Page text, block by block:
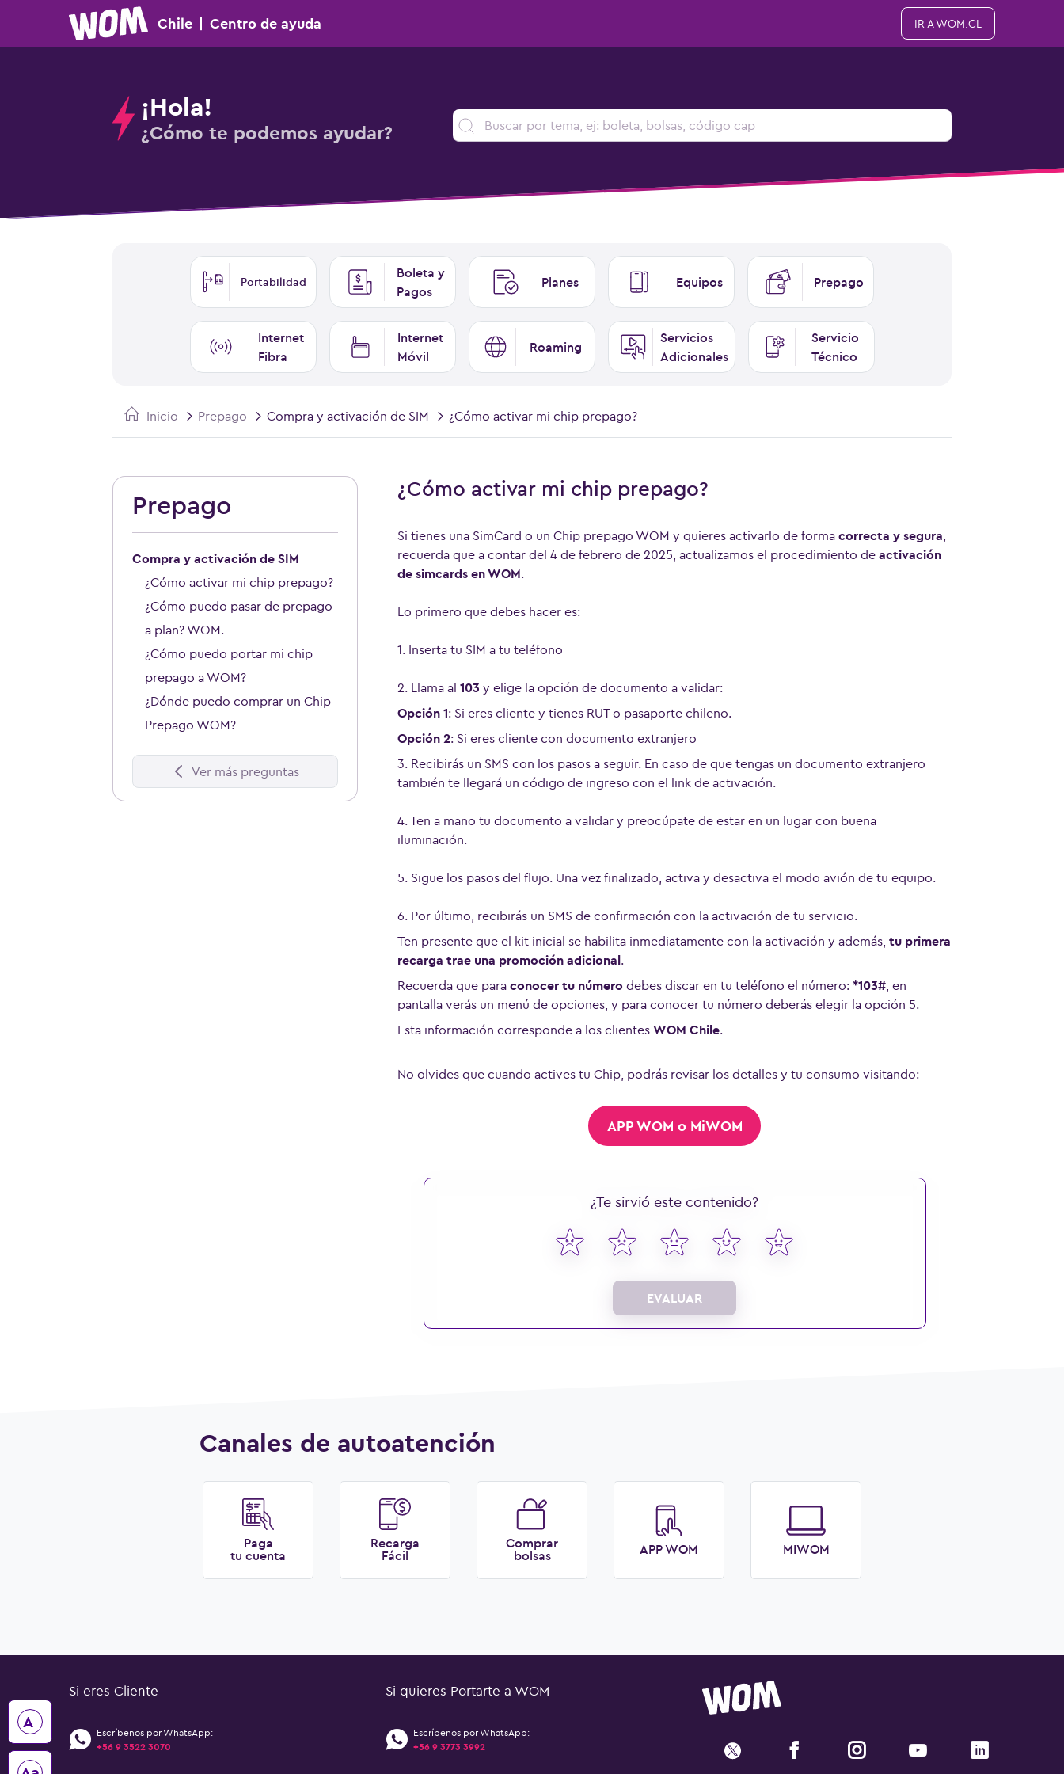
A-
Chile | Centro de ayuda IR A WOM.CL
¡Hola!
¿Cómo te podemos ayudar?
Portabilidad
Boleta y
Pagos
Planes Equipos Prepago
Internet
Fibra
Internet
Móvil
Roaming
Servicios
Adicionales
Servicio
Técnico
Inicio Prepago Compra y activación de SIM ¿Cómo activar mi chip prepago?
¿Cómo activar mi chip prepago?
Si tienes una SimCard o un Chip prepago WOM y quieres activarlo de forma correcta y segura,
recuerda que a contar del 4 de febrero de 2025, actualizamos el procedimiento de activación
de simcards en WOM.
Lo primero que debes hacer es:
1. Inserta tu SIM a tu teléfono
2. Llama al 103 y elige la opción de documento a validar:
Opción 1: Si eres cliente y tienes RUT o pasaporte chileno.
Opción 2: Si eres cliente con documento extranjero
3. Recibirás un SMS con los pasos a seguir. En caso de que tengas un documento extranjero
también te llegará un código de ingreso con el link de activación.
4. Ten a mano tu documento a validar y preocúpate de estar en un lugar con buena
iluminación.
5. Sigue los pasos del flujo. Una vez finalizado, activa y desactiva el modo avión de tu equipo.
6. Por último, recibirás un SMS de confirmación con la activación de tu servicio.
Ten presente que el kit inicial se habilita inmediatamente con la activación y además, tu primera
recarga trae una promoción adicional.
Recuerda que para conocer tu número debes discar en tu teléfono el número: *103#, en
pantalla verás un menú de opciones, y para conocer tu número deberás elegir la opción 5.
Esta información corresponde a los clientes WOM Chile.
No olvides que cuando actives tu Chip, podrás revisar los detalles y tu consumo visitando:
APP WOM o MiWOM
¿Te sirvió este contenido?
EVALUAR
Prepago
Compra y activación de SIM
¿Cómo activar mi chip prepago?
¿Cómo puedo pasar de prepago
a plan? WOM.
¿Cómo puedo portar mi chip
prepago a WOM?
¿Dónde puedo comprar un Chip
Prepago WOM?
Ver más preguntas
Canales de autoatención
Paga
tu cuenta
Recarga
Fácil
Comprar
bolsas
APP WOM MIWOM
Si quieres Portarte a WOM
Escríbenos por WhatsApp:
+56 9 3773 3992
Si eres Cliente
Escríbenos por WhatsApp:
+56 9 3522 3070